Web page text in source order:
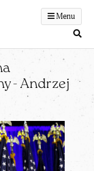
Menu
- Andrzej